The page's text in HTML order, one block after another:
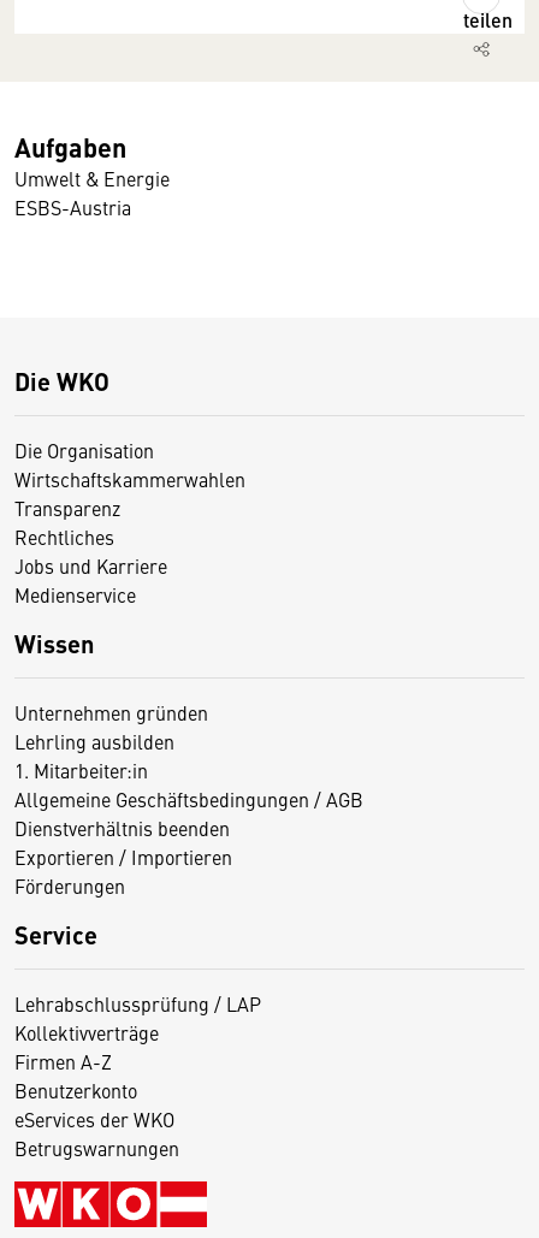
teilen
Aufgaben
Umwelt & Energie
ESBS-Austria
Die WKO
Die Organisation
Wirtschaftskammerwahlen
Transparenz
Rechtliches
Jobs und Karriere
Medienservice
Wissen
Unternehmen gründen
Lehrling ausbilden
1. Mitarbeiter:in
Allgemeine Geschäftsbedingungen / AGB
Dienstverhältnis beenden
Exportieren / Importieren
Förderungen
Service
Lehrabschlussprüfung / LAP
Kollektivverträge
Firmen A-Z
Benutzerkonto
eServices der WKO
Betrugswarnungen